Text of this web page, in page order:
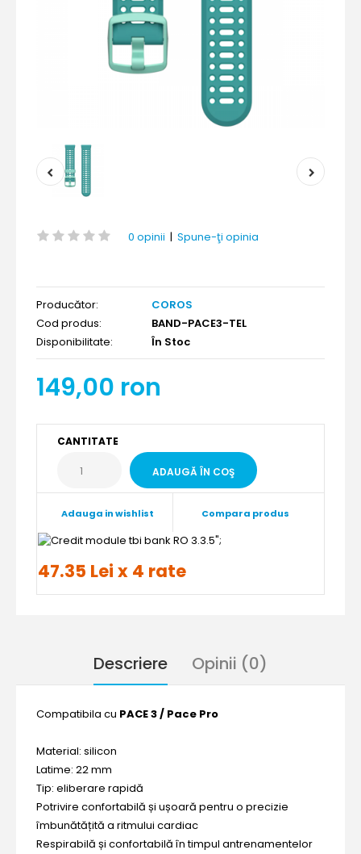
0 opinii | Spune-ţi opinia
Producător:
COROS
Cod produs:
BAND-PACE3-TEL
Disponibilitate:
În Stoc
149,00 ron
CANTITATE
Adauga in wishlist Compara produs
";
47.35 Lei x 4 rate
Descriere Opinii (0)
Compatibila cu PACE 3 / Pace Pro
Material: silicon
Latime: 22 mm
Tip: eliberare rapidă
Potrivire confortabilă și ușoară pentru o precizie
îmbunătățită a ritmului cardiac
Respirabilă și confortabilă în timpul antrenamentelor